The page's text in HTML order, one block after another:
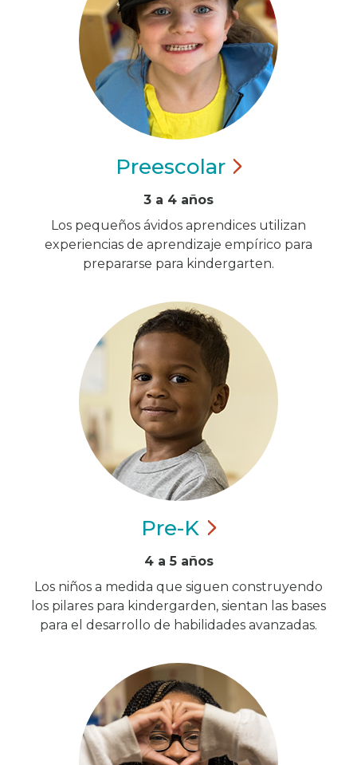
Preescolar
3 a 4 años
Los pequeños ávidos aprendices utilizan
experiencias de aprendizaje empírico para
prepararse para kindergarten.
Pre-K
4 a 5 años
Los niños a medida que siguen construyendo
los pilares para kindergarden, sientan las bases
para el desarrollo de habilidades avanzadas.